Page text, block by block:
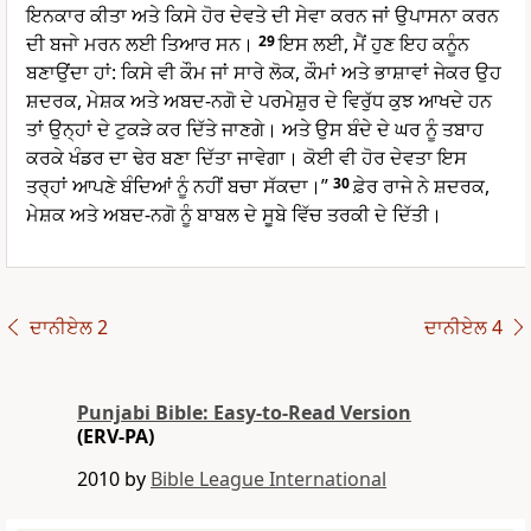
ਇਨਕਾਰ ਕੀਤਾ ਅਤੇ ਕਿਸੇ ਹੋਰ ਦੇਵਤੇ ਦੀ ਸੇਵਾ ਕਰਨ ਜਾਂ ਉਪਾਸਨਾ ਕਰਨ
ਦੀ ਬਜਾੇ ਮਰਨ ਲਈ ਤਿਆਰ ਸਨ। 29ਇਸ ਲਈ, ਮੈਂ ਹੁਣ ਇਹ ਕਨੂੰਨ
ਬਣਾਉਂਦਾ ਹਾਂ: ਕਿਸੇ ਵੀ ਕੌਮ ਜਾਂ ਸਾਰੇ ਲੋਕ, ਕੌਮਾਂ ਅਤੇ ਭਾਸ਼ਾਵਾਂ ਜੇਕਰ ਉਹ
ਸ਼ਦਰਕ, ਮੇਸ਼ਕ ਅਤੇ ਅਬਦ-ਨਗੋ ਦੇ ਪਰਮੇਸ਼ੁਰ ਦੇ ਵਿਰੁੱਧ ਕੁਝ ਆਖਦੇ ਹਨ
ਤਾਂ ਉਨ੍ਹਾਂ ਦੇ ਟੁਕੜੇ ਕਰ ਦਿੱਤੇ ਜਾਣਗੇ। ਅਤੇ ਉਸ ਬੰਦੇ ਦੇ ਘਰ ਨੂੰ ਤਬਾਹ
ਕਰਕੇ ਖੰਡਰ ਦਾ ਢੇਰ ਬਣਾ ਦਿੱਤਾ ਜਾਵੇਗਾ। ਕੋਈ ਵੀ ਹੋਰ ਦੇਵਤਾ ਇਸ
ਤਰ੍ਹਾਂ ਆਪਣੇ ਬੰਦਿਆਂ ਨੂੰ ਨਹੀਂ ਬਚਾ ਸੱਕਦਾ।” 30ਫ਼ੇਰ ਰਾਜੇ ਨੇ ਸ਼ਦਰਕ,
ਮੇਸ਼ਕ ਅਤੇ ਅਬਦ-ਨਗੋ ਨੂੰ ਬਾਬਲ ਦੇ ਸੂਬੇ ਵਿੱਚ ਤਰਕੀ ਦੇ ਦਿੱਤੀ।
ਦਾਨੀਏਲ 2 ਦਾਨੀਏਲ 4
Punjabi Bible: Easy-to-Read Version
(ERV-PA)
2010 by Bible League International